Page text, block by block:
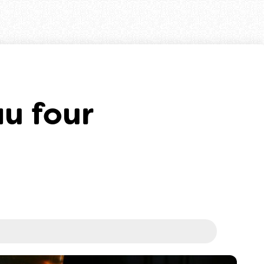
four